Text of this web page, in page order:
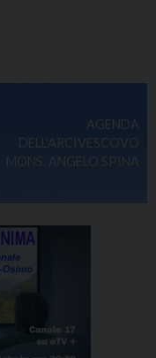
AGENDA
DELL'ARCIVESCOVO
MONS. ANGELO SPINA